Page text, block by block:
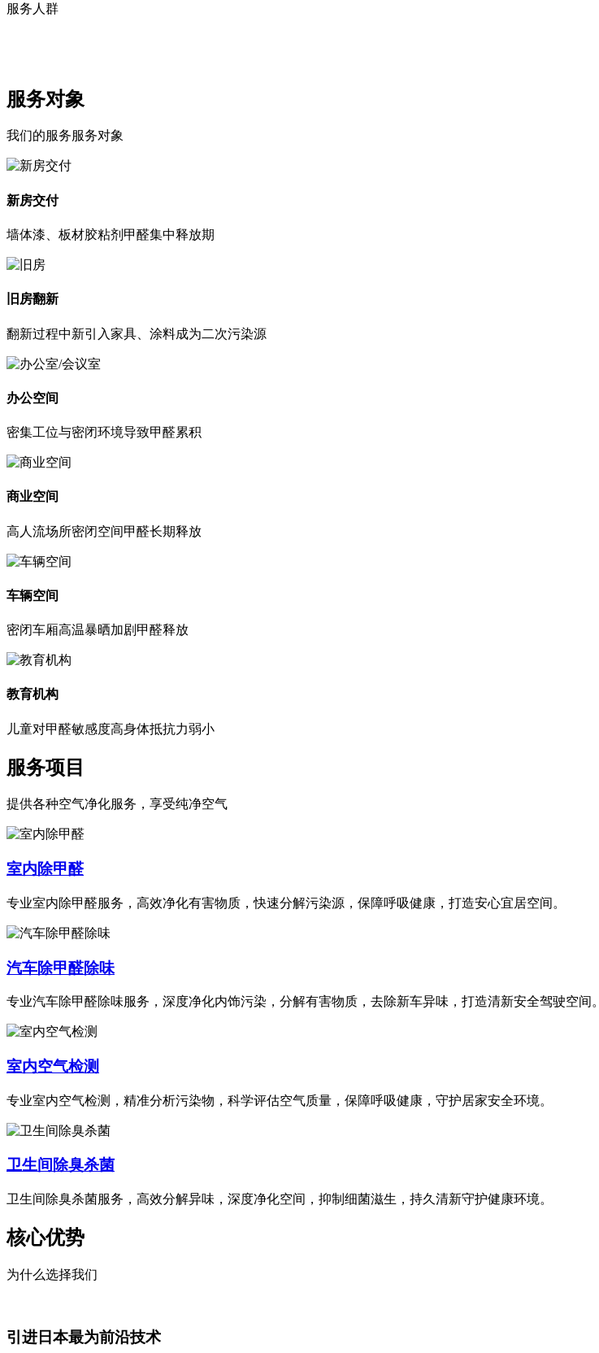
服务人群
服务对象
我们的服务服务对象
新房交付
墙体漆、板材胶粘剂甲醛集中释放期
旧房翻新
翻新过程中新引入家具、涂料成为二次污染源
办公空间
密集工位与密闭环境导致甲醛累积
商业空间
高人流场所密闭空间甲醛长期释放
车辆空间
密闭车厢高温暴晒加剧甲醛释放
教育机构
儿童对甲醛敏感度高身体抵抗力弱小
服务项目
提供各种空气净化服务，享受纯净空气
室内除甲醛
专业室内除甲醛服务，高效净化有害物质，快速分解污染源，保障呼吸健康，打造安心宜居空间。
汽车除甲醛除味
专业汽车除甲醛除味服务，深度净化内饰污染，分解有害物质，去除新车异味，打造清新安全驾驶空间。
室内空气检测
专业室内空气检测，精准分析污染物，科学评估空气质量，保障呼吸健康，守护居家安全环境。
卫生间除臭杀菌
卫生间除臭杀菌服务，高效分解异味，深度净化空间，抑制细菌滋生，持久清新守护健康环境。
核心优势
为什么选择我们
引进日本最为前沿技术